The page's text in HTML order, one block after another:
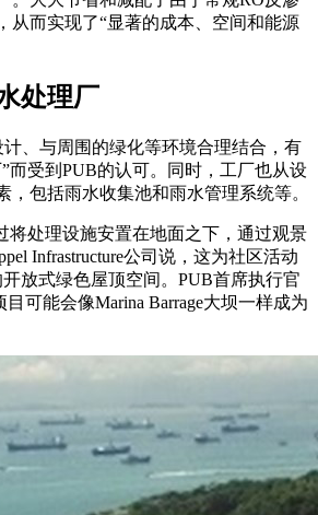
从而实现了“显著的成本、空间和能源
处理厂
、与周围的绿化等环境合理结合，有
而受到PUB的认可。同时，工厂也从设
，包括雨水收集池和雨水管理系统等。
将处理设施安置在地面之下，通过观景
Infrastructure公司说，这为社区活动
放式绿色屋顶空间。PUB首席执行官
目可能会像Marina Barrage大坝一样成为